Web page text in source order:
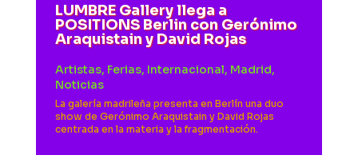
LUMBRE Gallery llega a
POSITIONS Berlin con Gerónimo
Araquistain y David Rojas
Artistas, Ferias, Internacional, Madrid,
Noticias
La galería madrileña presenta en Berlín una duo
show de Gerónimo Araquistain y David Rojas
centrada en la materia y la fragmentación.